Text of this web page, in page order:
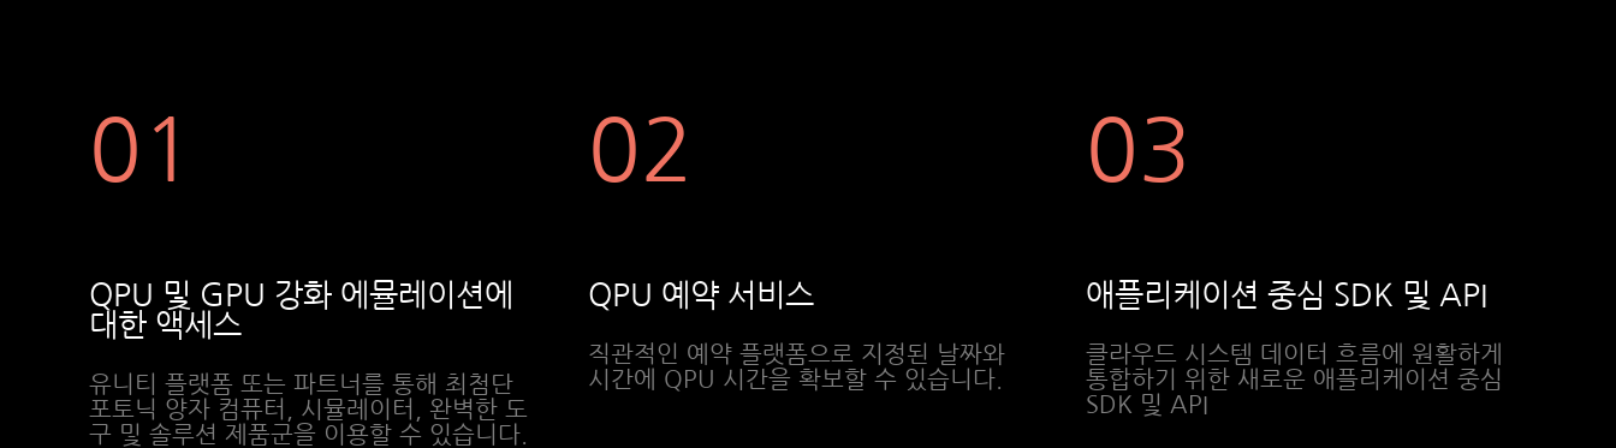
01
QPU 및 GPU 강화 에뮬레이션에
대한 액세스
유니티 플랫폼 또는 파트너를 통해 최첨단
포토닉 양자 컴퓨터, 시뮬레이터, 완벽한 도
구 및 솔루션 제품군을 이용할 수 있습니다.
02
QPU 예약 서비스
직관적인 예약 플랫폼으로 지정된 날짜와
시간에 QPU 시간을 확보할 수 있습니다.
03
애플리케이션 중심 SDK 및 API
클라우드 시스템 데이터 흐름에 원활하게
통합하기 위한 새로운 애플리케이션 중심
SDK 및 API